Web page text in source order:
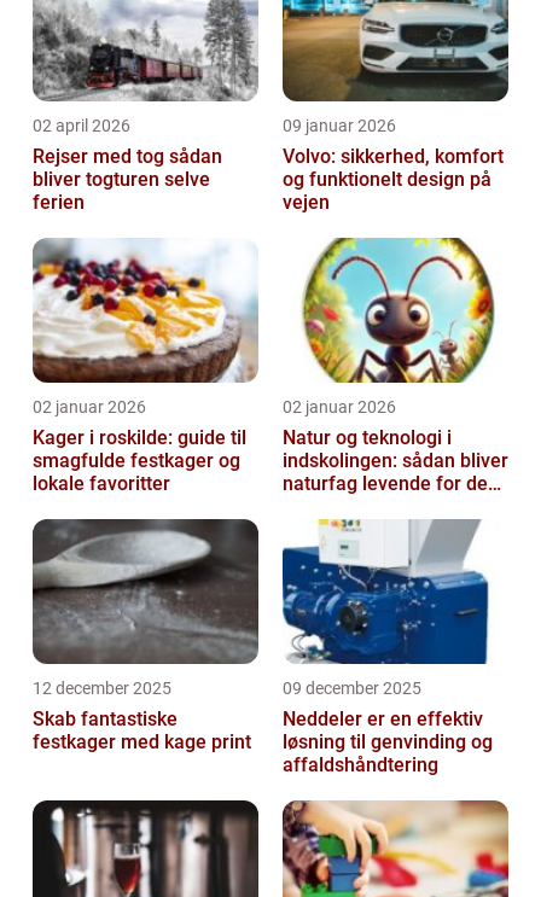
02 april 2026
Rejser med tog sådan
bliver togturen selve
ferien
09 januar 2026
Volvo: sikkerhed, komfort
og funktionelt design på
vejen
02 januar 2026
Kager i roskilde: guide til
smagfulde festkager og
lokale favoritter
02 januar 2026
Natur og teknologi i
indskolingen: sådan bliver
naturfag levende for de
12 december 2025
Skab fantastiske
festkager med kage print
09 december 2025
Neddeler er en effektiv
løsning til genvinding og
affaldshåndtering